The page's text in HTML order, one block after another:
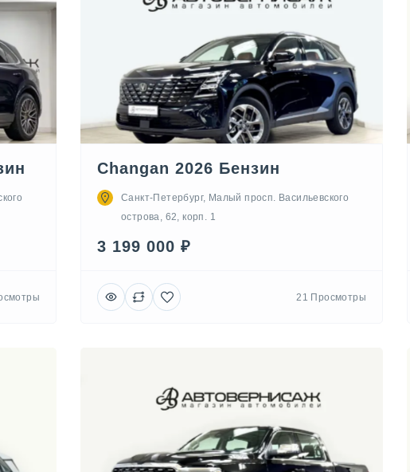
Changan 2026 Бензин
Санкт-Петербург, Малый просп. Васильевского
острова, 62, корп. 1
3 199 000 ₽
21 Просмотры